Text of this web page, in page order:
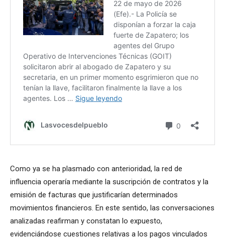
Como ya se ha plasmado con anterioridad, la red de
influencia operaría mediante la suscripción de contratos y la
emisión de facturas que justificarían determinados
movimientos financieros. En este sentido, las conversaciones
analizadas reafirman y constatan lo expuesto,
evidenciándose cuestiones relativas a los pagos vinculados